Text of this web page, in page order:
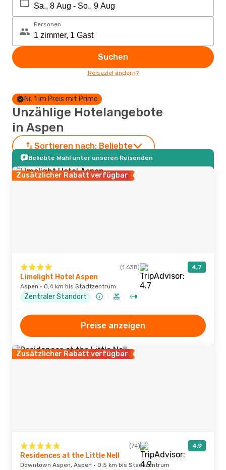
Personen
Suchen
Reiseziel ändern?
Nr. 1 im Preis mit Prime
Unzählige Hotelangebote
in Aspen
Sortieren nach: Beliebte
Beliebte Wahl unter unseren Reisenden
Zusätzlicher Rabatt verfügbar
(1.638) 4,7
Limelight Hotel Aspen
Aspen · 0,4 km bis Stadtzentrum
Zentraler Standort
Preise anzeigen
Zusätzlicher Rabatt verfügbar
(74) 4,9
Residences at the Little Nell
Downtown Aspen, Aspen · 0,5 km bis Stadtzentrum